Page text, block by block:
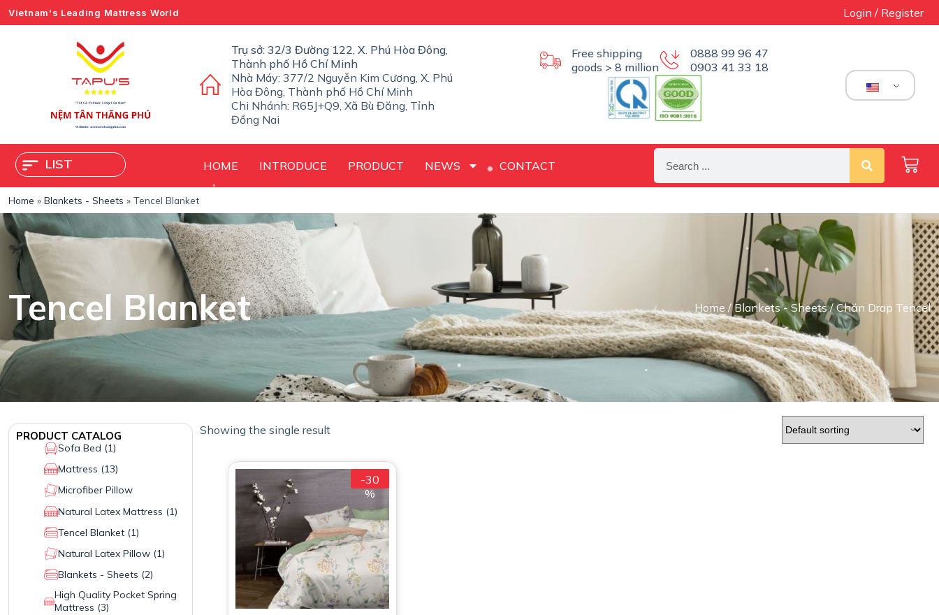
S
k
e
n
Vietnam's Leading Mattress World Login / Register
Trụ sở: 32/3 Đường 122, X. Phú Hòa Đông,
Thành phố Hồ Chí Minh
Nhà Máy: 377/2 Nguyễn Kim Cương, X. Phú
Hòa Đông, Thành phố Hồ Chí Minh
Chi Nhánh: R65J+Q9, Xã Bù Đăng, Tỉnh
Đồng Nai
Free shipping
goods > 8 million
0888 99 96 47
0903 41 33 18
LIST HOME INTRODUCE PRODUCT NEWS CONTACT
Home » Blankets - Sheets » Tencel Blanket
Tencel Blanket Home /Blankets - Sheets/ Chăn Drap Tencel
PRODUCT CATALOG
Sofa Bed (1)
Mattress (13)
Microfiber Pillow
Natural Latex Mattress (1)
Tencel Blanket (1)
Natural Latex Pillow (1)
Blankets - Sheets (2)
High Quality Pocket Spring
Mattress (3)
Showing the single result
-30
%